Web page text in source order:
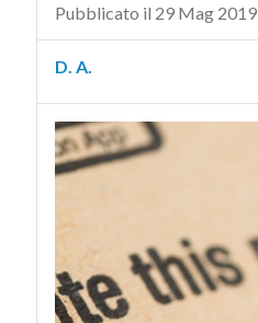
Pubblicato il 29 Mag 2019
D. A.